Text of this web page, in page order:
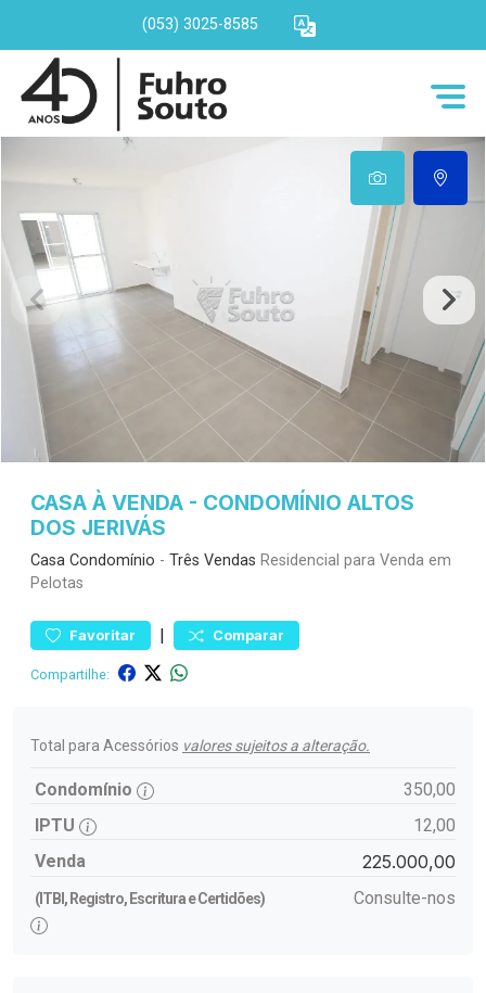
(053) 3025-8585
CASA À VENDA - CONDOMÍNIO ALTOS
DOS JERIVÁS
Casa Condomínio - Três Vendas Residencial para Venda em
Pelotas
Favoritar | Comparar
Compartilhe:
Total para Acessórios valores sujeitos a alteração.
Condomínio
350,00
IPTU
12,00
Venda
225.000,00
(ITBI, Registro, Escritura e Certidões) Consulte-nos